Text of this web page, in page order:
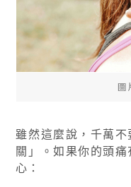
圖
雖然這麼說，千萬
關」。如果你的頭
心：